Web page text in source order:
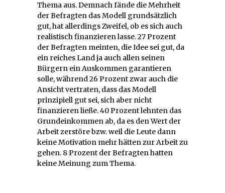
Thema aus. Demnach fände die Mehrheit
der Befragten das Modell grundsätzlich
gut, hat allerdings Zweifel, ob es sich auch
realistisch finanzieren lasse. 27 Prozent
der Befragten meinten, die Idee sei gut, da
ein reiches Land ja auch allen seinen
Bürgern ein Auskommen garantieren
solle, während 26 Prozent zwar auch die
Ansicht vertraten, dass das Modell
prinzipiell gut sei, sich aber nicht
finanzieren ließe. 40 Prozent lehnten das
Grundeinkommen ab, da es den Wert der
Arbeit zerstöre bzw. weil die Leute dann
keine Motivation mehr hätten zur Arbeit zu
gehen. 8 Prozent der Befragten hatten
keine Meinung zum Thema.